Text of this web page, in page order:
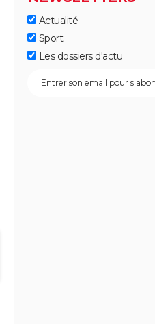
Actualité
Sport
Les dossiers d'actu